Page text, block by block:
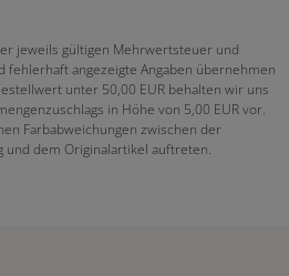
jeweils gültigen Mehrwertsteuer und
fehlerhaft angezeigte Angaben übernehmen
unter 50,00 EUR behalten wir uns
in Höhe von 5,00 EUR vor.
Farbabweichungen zwischen der
und dem Originalartikel auftreten.